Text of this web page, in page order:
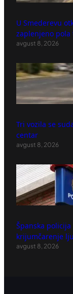
U Smederevu
zaplenjeno pola
avgust 8, 2026
Tri vozila se
centar
avgust 8, 2026
Španska
krijumčarenje
avgust 8, 2026